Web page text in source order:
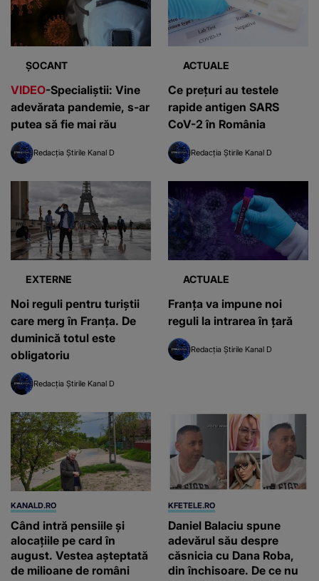
ȘOCANT
VIDEO-Specialiștii: Vine
adevărata pandemie, s-ar
putea să fie mai rău
Redacția Știrile Kanal D
ACTUALE
Ce prețuri au testele
rapide antigen SARS
CoV-2 în România
Redacția Știrile Kanal D
EXTERNE
Noi reguli pentru turiștii
care merg în Franța. De
duminică totul este
obligatoriu
Redacția Știrile Kanal D
ACTUALE
Franța va impune noi
reguli la intrarea în țară
Redacția Știrile Kanal D
KANALD.RO
Când intră pensiile și
alocațiile pe card în
august. Vestea așteptată
de milioane de români
KFETELE.RO
Daniel Balaciu spune
adevărul său despre
căsnicia cu Dana Roba,
din închisoare. De ce nu